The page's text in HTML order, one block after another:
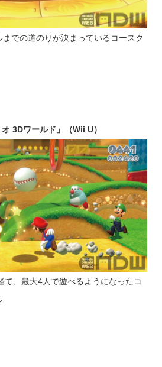
での道のりが決まっているコースク
3Dワールド」（Wii U）
、最大4人で遊べるようになったコ